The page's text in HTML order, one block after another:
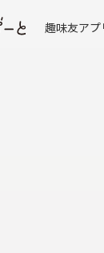
趣味友アプ